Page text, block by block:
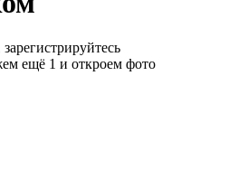
ещё 1 и откроем фото